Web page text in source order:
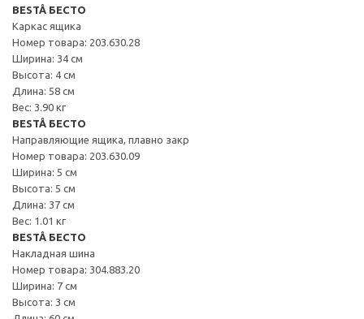
BESTÅ БЕСТО
Каркас ящика
Номер товара: 203.630.28
Ширина: 34 см
Высота: 4 см
Длина: 58 см
Вес: 3.90 кг
BESTÅ БЕСТО
Направляющие ящика, плавно закр
Номер товара: 203.630.09
Ширина: 5 см
Высота: 5 см
Длина: 37 см
Вес: 1.01 кг
BESTÅ БЕСТО
Накладная шина
Номер товара: 304.883.20
Ширина: 7 см
Высота: 3 см